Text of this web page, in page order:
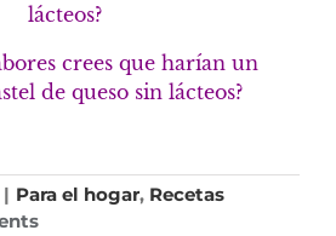
lácteos?
crees que harían un
de queso sin lácteos?
| Para el hogar, Recetas